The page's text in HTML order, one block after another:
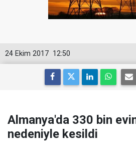
12:50
24 Ekim 2017
Almanya'da 330 bin
nedeniyle kesildi